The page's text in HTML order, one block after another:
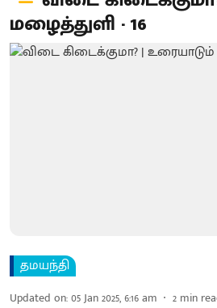
மழைத்துளி - 16
தமயந்தி
Updated on:05 Jan 2025, 6:16 am 2 min